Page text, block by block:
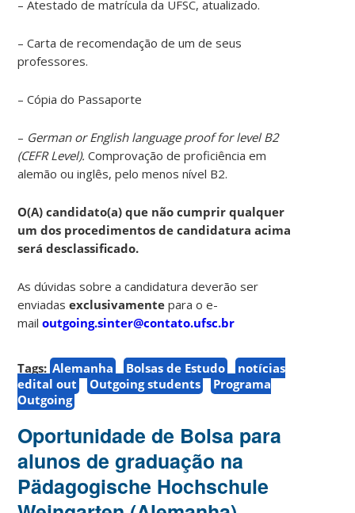
– Atestado de matrícula da UFSC, atualizado.
– Carta de recomendação de um de seus
professores.
– Cópia do Passaporte
– German or English language proof for level B2
(CEFR Level). Comprovação de proficiência em
alemão ou inglês, pelo menos nível B2.
O(A) candidato(a) que não cumprir qualquer
um dos procedimentos de candidatura acima
será desclassificado.
As dúvidas sobre a candidatura deverão ser
enviadasexclusivamente para o e-
mailoutgoing.sinter@contato.ufsc.br
Tags: Alemanha Bolsas de Estudo
notícias
edital out
Outgoing students
Programa
Outgoing
Oportunidade de Bolsa para
alunos de graduação na
Pädagogische Hochschule